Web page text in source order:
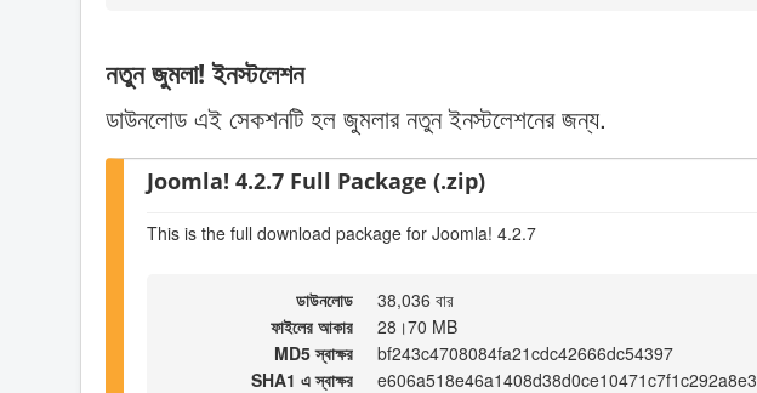
নতুন জুমলা! ইনস্টলেশন
ডাউনলোড এই সেকশনটি হল জুমলার নতুন ইনস্টলেশনের জন্য.
Joomla! 4.2.7 Full Package (.zip)
This is the full download package for Joomla! 4.2.7
ডাউনলোড
38,036 বার
ফাইলের আকার
28।70 MB
MD5 স্বাক্ষর
bf243c4708084fa21cdc42666dc54397
SHA1 এ স্বাক্ষর
e606a518e46a1408d38d0ce10471c7f1c292a8e3